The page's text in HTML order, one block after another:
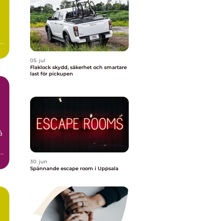
05. jul
Flaklock skydd, säkerhet och smartare
last för pickupen
30. jun
Spännande escape room i Uppsala